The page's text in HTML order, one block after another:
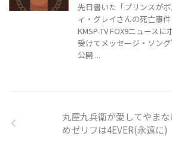
先日書いた「プリンスが
ィ・グレイさんの死亡事
KMSP-TV FOX9ニュース
受けてメッセージ・ソン
公開 ...
丸屋九兵衛が愛してやま
めゼリフは4EVER(永遠に)